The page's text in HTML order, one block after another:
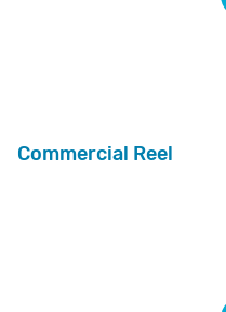
Commercial Reel